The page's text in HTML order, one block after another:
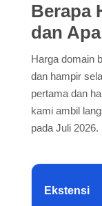
Berapa
dan
Harga domain
dan hampir
pertama dan
kami ambil
pada Juli 2026.
Ekstensi